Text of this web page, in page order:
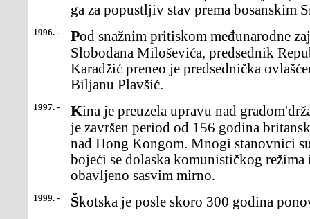
ga za popustljiv stav prema bosanskim
1996. - Pod snažnim pritiskom međunarodne zajednice i predsednika Srbije
Slobodana Miloševića, predsednik
Karadžić preneo je predsednička
Biljanu Plavšić.
1997. - Kina je preuzela upravu nad gradom'državom Hong Kongom, čime
je završen period od 156 godina
nad Hong Kongom. Mnogi stanovnici
bojeći se dolaska komunističkog
obavljeno sasvim mirno.
1999. - Škotska je posle skoro 300 godina